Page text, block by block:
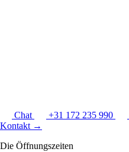
Chat +31 172 235 990
Kontakt →
Die Öffnungszeiten